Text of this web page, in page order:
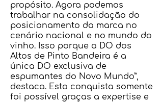
propósito. Agora podemos
trabalhar na consolidação do
posicionamento da marca no
cenário nacional e no mundo do
vinho. Isso porque a DO dos
Altos de Pinto Bandeira é a
única DO exclusiva de
espumantes do Novo Mundo”,
destaca. Esta conquista somente
foi possível graças a expertise e